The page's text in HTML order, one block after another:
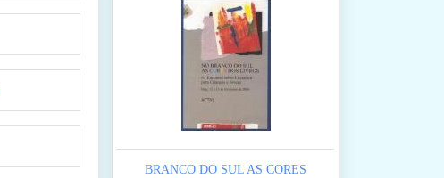
BRANCO DO SUL AS CORES